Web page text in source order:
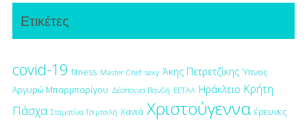
Ετικέτες
covid-19 fitness Master Chef sexy Άκης Πετρετζίκης Ύπνος
Αργυρώ Μπαρμπαρίγου Δέσποινα Βανδή ΕΕΤΑΑ Ηράκλειο Κρήτη
Πάσχα Σταματίνα Τσιμτσιλή Χανιά Χριστούγεννα έρευνες